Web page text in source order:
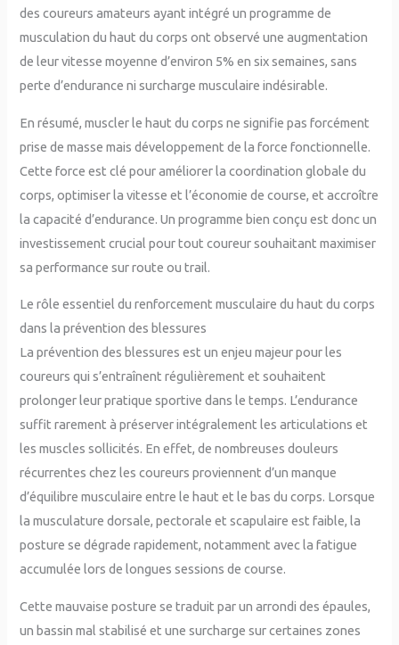
des coureurs amateurs ayant intégré un programme de
musculation du haut du corps ont observé une augmentation
de leur vitesse moyenne d’environ 5% en six semaines, sans
perte d’endurance ni surcharge musculaire indésirable.
En résumé, muscler le haut du corps ne signifie pas forcément
prise de masse mais développement de la force fonctionnelle.
Cette force est clé pour améliorer la coordination globale du
corps, optimiser la vitesse et l’économie de course, et accroître
la capacité d’endurance. Un programme bien conçu est donc un
investissement crucial pour tout coureur souhaitant maximiser
sa performance sur route ou trail.
Le rôle essentiel du renforcement musculaire du haut du corps
dans la prévention des blessures
La prévention des blessures est un enjeu majeur pour les
coureurs qui s’entraînent régulièrement et souhaitent
prolonger leur pratique sportive dans le temps. L’endurance
suffit rarement à préserver intégralement les articulations et
les muscles sollicités. En effet, de nombreuses douleurs
récurrentes chez les coureurs proviennent d’un manque
d’équilibre musculaire entre le haut et le bas du corps. Lorsque
la musculature dorsale, pectorale et scapulaire est faible, la
posture se dégrade rapidement, notamment avec la fatigue
accumulée lors de longues sessions de course.
Cette mauvaise posture se traduit par un arrondi des épaules,
un bassin mal stabilisé et une surcharge sur certaines zones